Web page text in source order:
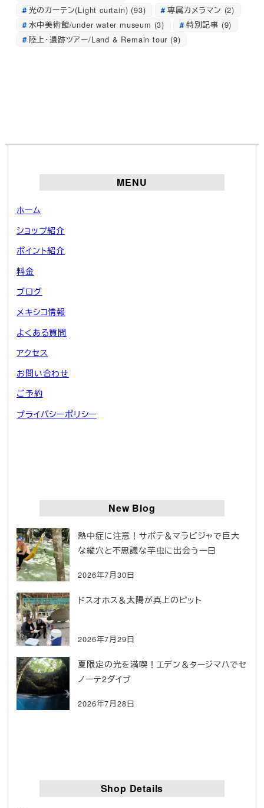
光のカーテン(Light curtain) (93) 専属カメラマン (2)
水中美術館/under water museum (3) 特別記事 (9)
陸上・遺跡ツアー/Land & Remain tour (9)
MENU
ホーム
ショップ紹介
ポイント紹介
料金
ブログ
メキシコ情報
よくある質問
アクセス
お問い合わせ
ご予約
プライバシーポリシー
New Blog
熱中症に注意！サポテ＆マラビジャで巨大
な縦穴と不思議な芋虫に出会う一日
2026年7月30日
ドスオホス＆太陽が真上のピット
2026年7月29日
夏限定の光を満喫！エデン＆タージマハでセ
ノーテ2ダイブ
2026年7月28日
Shop Details